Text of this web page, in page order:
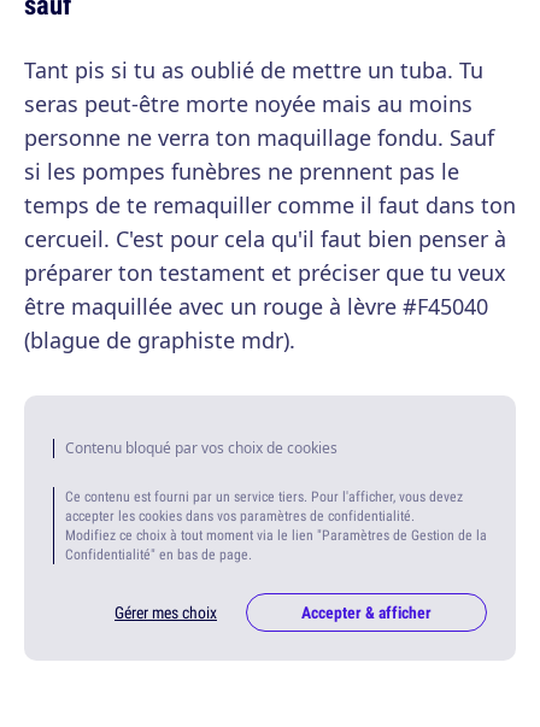
Tant pis si tu as oublié de mettre un tuba. Tu
seras peut-être morte noyée mais au moins
personne ne verra ton maquillage fondu. Sauf
si les pompes funèbres ne prennent pas le
temps de te remaquiller comme il faut dans ton
cercueil. C'est pour cela qu'il faut bien penser à
préparer ton testament et préciser que tu veux
être maquillée avec un rouge à lèvre #F45040
(blague de graphiste mdr).
Contenu bloqué par vos choix de cookies
Ce contenu est fourni par un service tiers. Pour l'afficher, vous devez
accepter les cookies dans vos paramètres de confidentialité.
Modifiez ce choix à tout moment via le lien "Paramètres de Gestion de la
Confidentialité" en bas de page.
Gérer mes choix Accepter & afficher